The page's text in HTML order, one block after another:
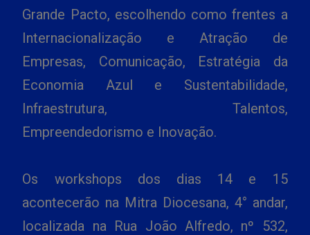
Grande Pacto, escolhendo como frentes a
Internacionalização e Atração de
Empresas, Comunicação, Estratégia da
Economia Azul e Sustentabilidade,
Infraestrutura, Talentos,
Empreendedorismo e Inovação.
Os workshops dos dias 14 e 15
acontecerão na Mitra Diocesana, 4° andar,
localizada na Rua João Alfredo, nº 532,